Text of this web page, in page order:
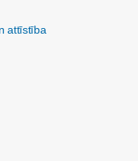
attīstība